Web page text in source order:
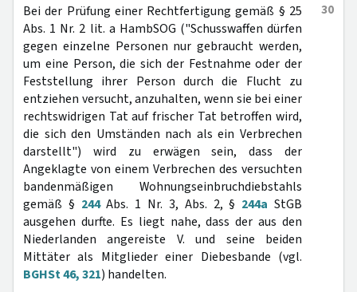
30
Bei der Prüfung einer Rechtfertigung gemäß § 25
Abs. 1 Nr. 2 lit. a HambSOG ("Schusswaffen dürfen
gegen einzelne Personen nur gebraucht werden,
um eine Person, die sich der Festnahme oder der
Feststellung ihrer Person durch die Flucht zu
entziehen versucht, anzuhalten, wenn sie bei einer
rechtswidrigen Tat auf frischer Tat betroffen wird,
die sich den Umständen nach als ein Verbrechen
darstellt") wird zu erwägen sein, dass der
Angeklagte von einem Verbrechen des versuchten
bandenmäßigen Wohnungseinbruchdiebstahls
gemäß § 244Abs. 1 Nr. 3, Abs. 2, § 244a StGB
ausgehen durfte. Es liegt nahe, dass der aus den
Niederlanden angereiste V. und seine beiden
Mittäter als Mitglieder einer Diebesbande (vgl.
BGHSt 46, 321) handelten.